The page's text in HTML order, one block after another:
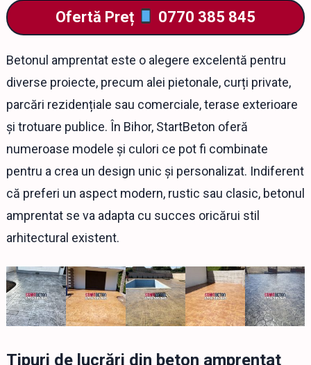
Ofertă Preț 0770 385 845
Betonul amprentat este o alegere excelentă pentru
diverse proiecte, precum alei pietonale, curți private,
parcări rezidențiale sau comerciale, terase exterioare
și trotuare publice. În Bihor, StartBeton oferă
numeroase modele și culori ce pot fi combinate
pentru a crea un design unic și personalizat. Indiferent
că preferi un aspect modern, rustic sau clasic, betonul
amprentat se va adapta cu succes oricărui stil
arhitectural existent.
Tipuri de lucrări din beton amprentat